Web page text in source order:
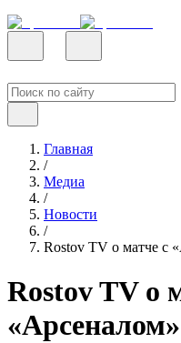
Главная
/
Медиа
/
Новости
/
Rostov TV о матче с
Rostov TV о
«Арсеналом»